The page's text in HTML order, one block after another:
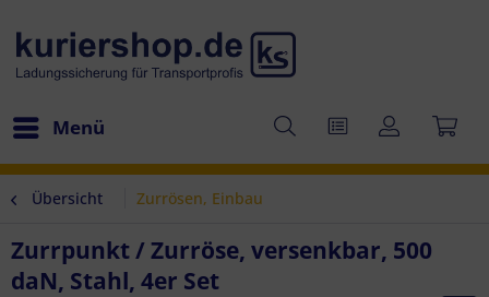
Menü
Übersicht Zurrösen, Einbau
Zurrpunkt / Zurröse, versenkbar, 500
daN, Stahl, 4er Set